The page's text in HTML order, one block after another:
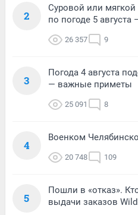
2
Суровой или
по погоде 5
26 357 9
3
Погода 4 августа
— важные приметы
25 091 8
4
Военком
20 748 109
5
Пошли в «отказ».
выдачи заказов